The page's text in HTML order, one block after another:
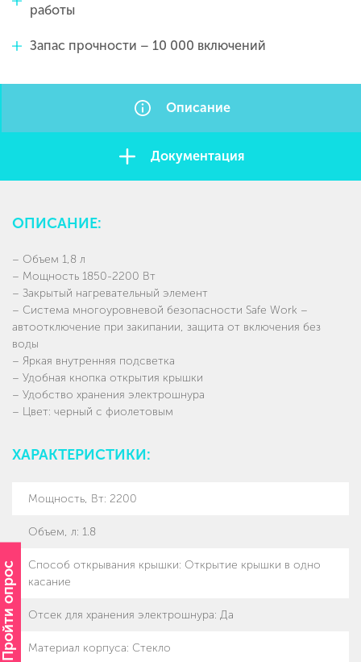
Пройти опрос
работы
Запас прочности – 10 000 включений
Описание
Документация
ОПИСАНИЕ:
– Объем 1,8 л
– Мощность 1850-2200 Вт
– Закрытый нагревательный элемент
– Система многоуровневой безопасности Safe Work –
автоотключение при закипании, защита от включения без
воды
– Яркая внутренняя подсветка
– Удобная кнопка открытия крышки
– Удобство хранения электрошнура
– Цвет: черный с фиолетовым
ХАРАКТЕРИСТИКИ:
Мощность, Вт: 2200
Объем, л: 1.8
Способ открывания крышки: Открытие крышки в одно
касание
Отсек для хранения электрошнура: Да
Материал корпуса: Стекло